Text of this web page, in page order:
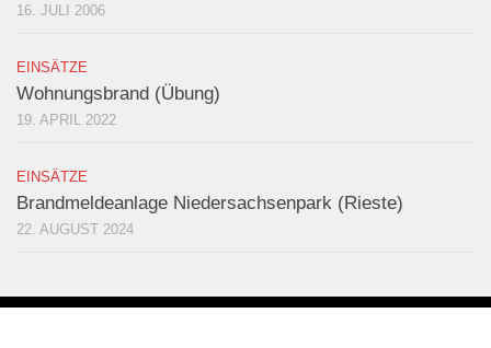
16. JULI 2006
EINSÄTZE
Wohnungsbrand (Übung)
19. APRIL 2022
EINSÄTZE
Brandmeldeanlage Niedersachsenpark (Rieste)
22. AUGUST 2024